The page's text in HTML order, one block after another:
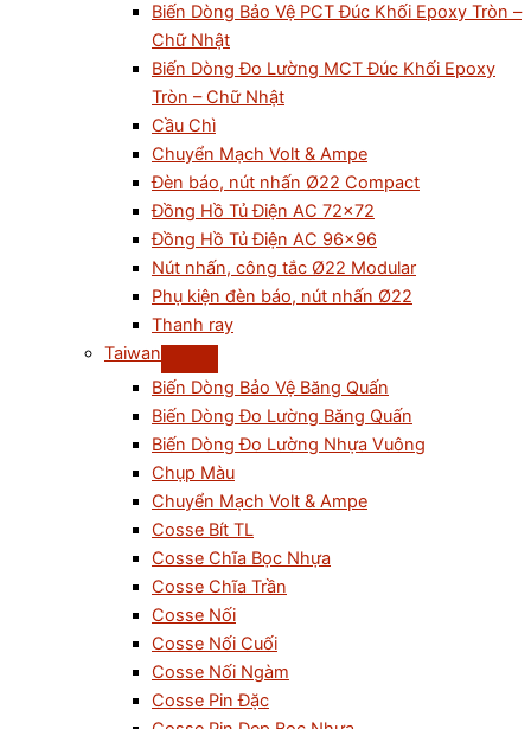
Biến Dòng Bảo Vệ PCT Đúc Khối Epoxy Tròn –
Chữ Nhật
Biến Dòng Đo Lường MCT Đúc Khối Epoxy
Tròn – Chữ Nhật
Cầu Chì
Chuyển Mạch Volt & Ampe
Đèn báo, nút nhấn Ø22 Compact
Đồng Hồ Tủ Điện AC 72×72
Đồng Hồ Tủ Điện AC 96×96
Nút nhấn, công tắc Ø22 Modular
Phụ kiện đèn báo, nút nhấn Ø22
Thanh ray
Taiwan
Biến Dòng Bảo Vệ Băng Quấn
Biến Dòng Đo Lường Băng Quấn
Biến Dòng Đo Lường Nhựa Vuông
Chụp Màu
Chuyển Mạch Volt & Ampe
Cosse Bít TL
Cosse Chĩa Bọc Nhựa
Cosse Chĩa Trần
Cosse Nối
Cosse Nối Cuối
Cosse Nối Ngàm
Cosse Pin Đặc